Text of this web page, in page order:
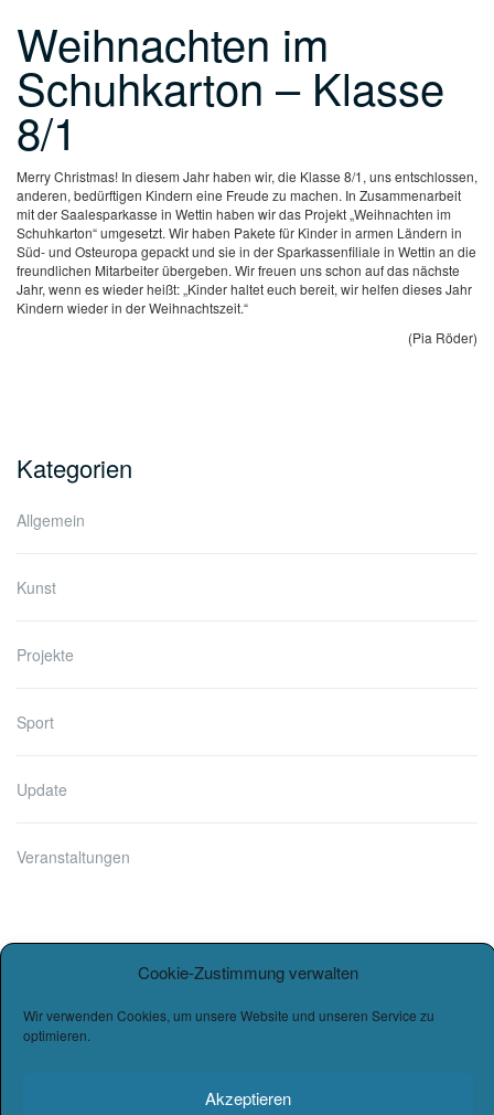
Cookie-Zustimmung verwalten
Wir verwenden Cookies, um unsere Website und unseren Service zu
optimieren.
Akzeptieren
Weihnachten im
Schuhkarton – Klasse
8/1
Merry Christmas! In diesem Jahr haben wir, die Klasse 8/1, uns entschlossen,
anderen, bedürftigen Kindern eine Freude zu machen. In Zusammenarbeit
mit der Saalesparkasse in Wettin haben wir das Projekt „Weihnachten im
Schuhkarton“ umgesetzt. Wir haben Pakete für Kinder in armen Ländern in
Süd- und Osteuropa gepackt und sie in der Sparkassenfiliale in Wettin an die
freundlichen Mitarbeiter übergeben. Wir freuen uns schon auf das nächste
Jahr, wenn es wieder heißt: „Kinder haltet euch bereit, wir helfen dieses Jahr
Kindern wieder in der Weihnachtszeit.“
(Pia Röder)
Kategorien
Allgemein
Kunst
Projekte
Sport
Update
Veranstaltungen
Burg-Gymnasium Wettin